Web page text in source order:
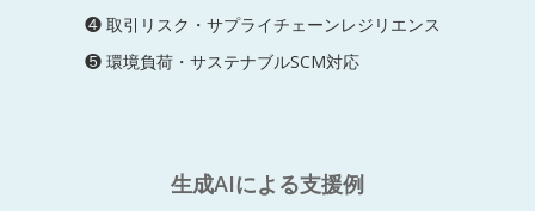
❹ 取引リスク・サプライチェーンレジリエンス
❺ 環境負荷・サステナブルSCM対応
生成AIによる支援例